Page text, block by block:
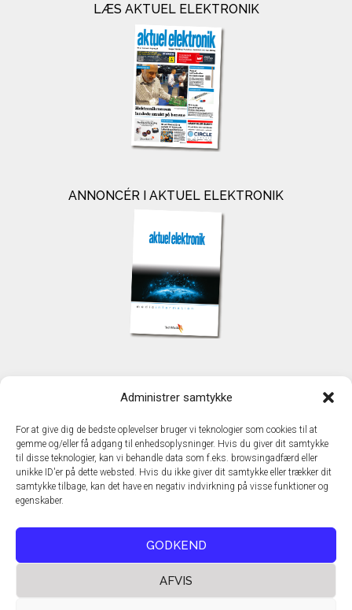
Administrer samtykke
For at give dig de bedste oplevelser bruger vi teknologier som cookies til at
gemme og/eller få adgang til enhedsoplysninger. Hvis du giver dit samtykke
til disse teknologier, kan vi behandle data som f.eks. browsingadfærd eller
unikke ID'er på dette websted. Hvis du ikke giver dit samtykke eller trækker dit
samtykke tilbage, kan det have en negativ indvirkning på visse funktioner og
egenskaber.
GODKEND
AFVIS
LÆS AKTUEL ELEKTRONIK
ANNONCÉR I AKTUEL ELEKTRONIK
TechMedia A/S
DK - 2600 Glostrup
www.techmedia.dk
Telefon: +45 43 24 26 28
E-mail:info@techmedia.dk